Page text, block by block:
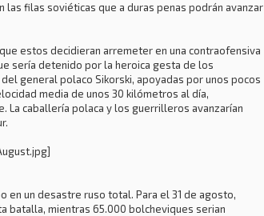
filas soviéticas que a duras penas podrán avanzar
estos decidieran arremeter en una contraofensiva
sería detenido por la heroica gesta de los
general polaco Sikorski, apoyadas por unos pocos
media de unos 30 kilómetros al día,
caballería polaca y los guerrilleros avanzarían
un desastre ruso total. Para el 31 de agosto,
batalla, mientras 65.000 bolcheviques serian